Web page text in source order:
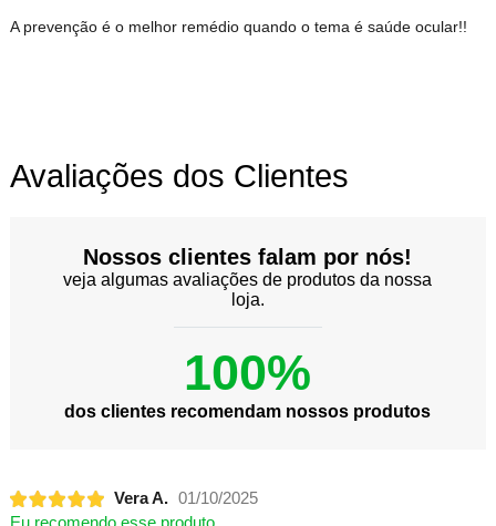
A prevenção é o melhor remédio quando o tema é saúde ocular!!
Avaliações dos Clientes
Nossos clientes falam por nós!
veja algumas avaliações de produtos da nossa
loja.
100%
dos clientes recomendam nossos produtos
Vera A. 01/10/2025
Eu recomendo esse produto.